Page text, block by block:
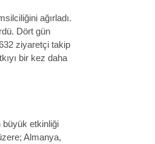
ağırladı.
Dört gün
ziyaretçi takip
bir kez daha
büyük etkinliği
Almanya,